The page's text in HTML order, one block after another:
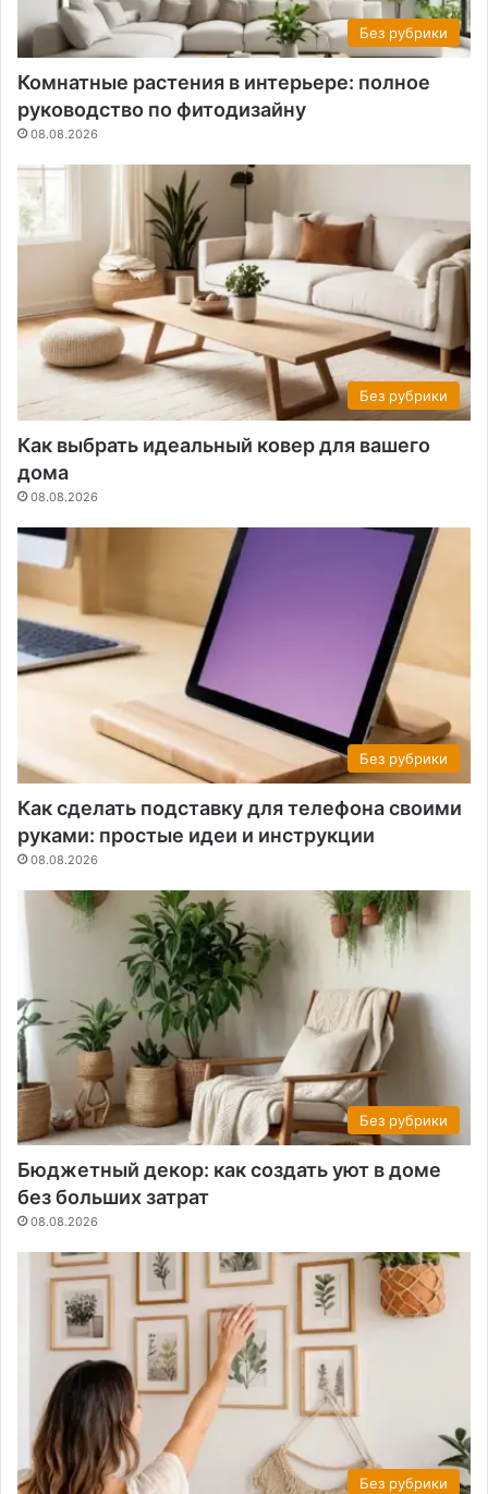
Без рубрики
Комнатные растения в интерьере: полное
руководство по фитодизайну
08.08.2026
Без рубрики
Как выбрать идеальный ковер для вашего
дома
08.08.2026
Без рубрики
Как сделать подставку для телефона своими
руками: простые идеи и инструкции
08.08.2026
Без рубрики
Бюджетный декор: как создать уют в доме
без больших затрат
08.08.2026
Без рубрики